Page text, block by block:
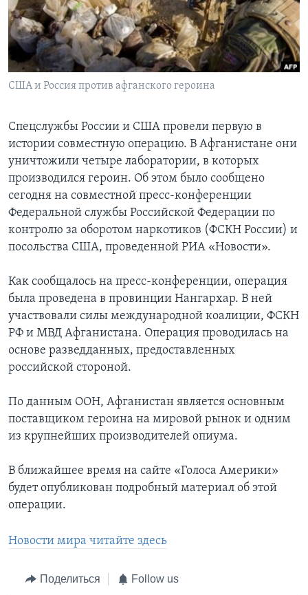
Learning English
СОЦИАЛЬНЫЕ СЕТИ
Языки
США и Россия против афганского героина
Спецслужбы России и США провели первую в
истории совместную операцию. В Афганистане они
уничтожили четыре лаборатории, в которых
производился героин. Об этом было сообщено
сегодня на совместной пресс-конференции
Федеральной службы Российской Федерации по
контролю за оборотом наркотиков (ФСКН России) и
посольства США, проведенной РИА «Новости».
Как сообщалось на пресс-конференции, операция
была проведена в провинции Нангархар. В ней
участвовали силы международной коалиции, ФСКН
РФ и МВД Афганистана. Операция проводилась на
основе разведданных, предоставленных
российской стороной.
По данным ООН, Афганистан является основным
поставщиком героина на мировой рынок и одним
из крупнейших производителей опиума.
В ближайшее время на сайте «Голоса Америки»
будет опубликован подробный материал об этой
операции.
Новости мира читайте здесь
Поделиться Follow us